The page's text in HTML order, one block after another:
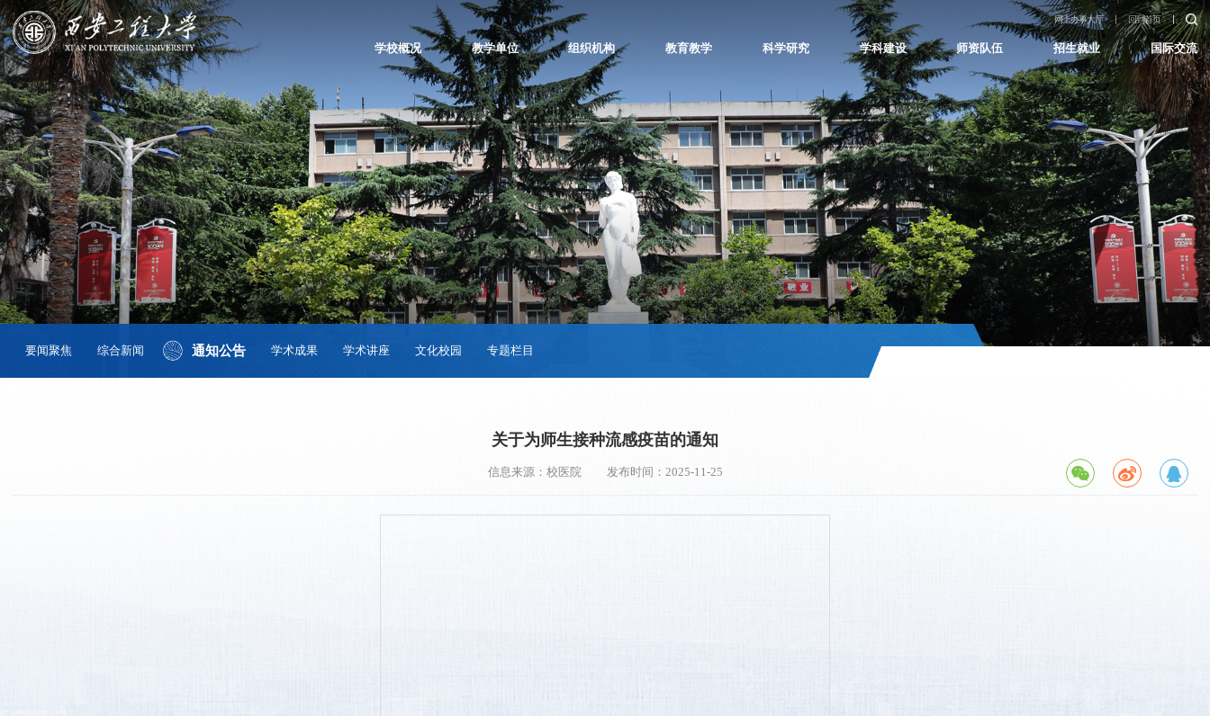
网上办事大厅 回到首页
学校概况 教学单位 组织机构 教育教学 科学研究 学科建设 师资队伍 招生就业 国际交流
要闻聚焦 综合新闻 通知公告 学术成果 学术讲座 文化校园 专题栏目
关于为师生接种流感疫苗的通知
信息来源：校医院 发布时间：2025-11-25